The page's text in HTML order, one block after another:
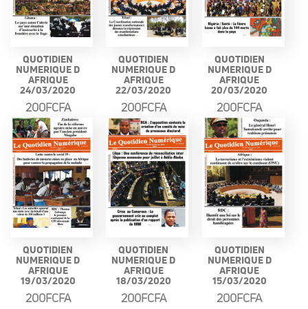
QUOTIDIEN
NUMERIQUE D
AFRIQUE
24/03/2020
200FCFA
QUOTIDIEN
NUMERIQUE D
AFRIQUE
22/03/2020
200FCFA
QUOTIDIEN
NUMERIQUE D
AFRIQUE
20/03/2020
200FCFA
QUOTIDIEN
NUMERIQUE D
AFRIQUE
19/03/2020
200FCFA
QUOTIDIEN
NUMERIQUE D
AFRIQUE
18/03/2020
200FCFA
QUOTIDIEN
NUMERIQUE D
AFRIQUE
15/03/2020
200FCFA